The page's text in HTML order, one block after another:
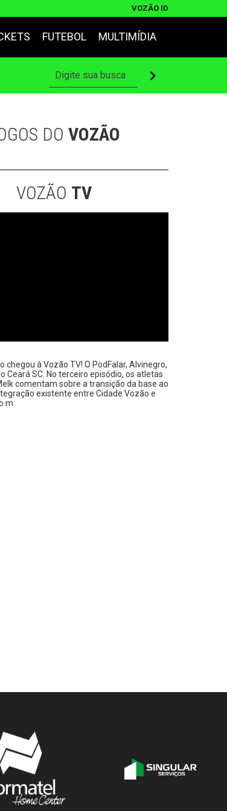
VOZÃO ID
FUTEBOL MULTIMÍDIA
DO VOZÃO
VOZÃO TV
chegou à Vozão TV! O PodFalar, Alvinegro,
Ceará SC. No terceiro episódio, os atletas
comentam sobre a transição da base ao
existente entre Cidade Vozão e
m